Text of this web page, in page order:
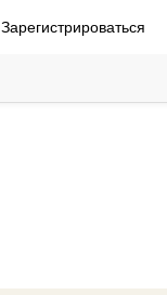
Зарегистрироваться